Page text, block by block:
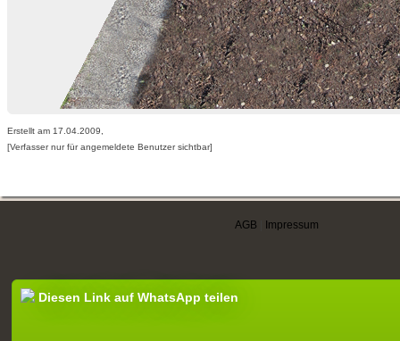
Erstellt am 17.04.2009,
[Verfasser nur für angemeldete Benutzer sichtbar]
AGB Impressum
Diesen Link auf WhatsApp teilen